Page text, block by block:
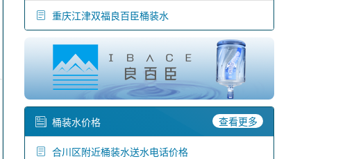
重庆江津双福良百臣桶装水
桶装水价格 查看更多
合川区附近桶装水送水电话价格